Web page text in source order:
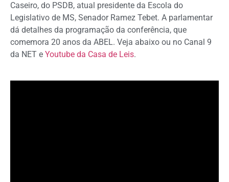
Caseiro, do PSDB, atual presidente da Escola do
Legislativo de MS, Senador Ramez Tebet. A parlamentar
dá detalhes da programação da conferência, que
comemora 20 anos da ABEL. Veja abaixo ou no Canal 9
da NET e Youtube da Casa de Leis.